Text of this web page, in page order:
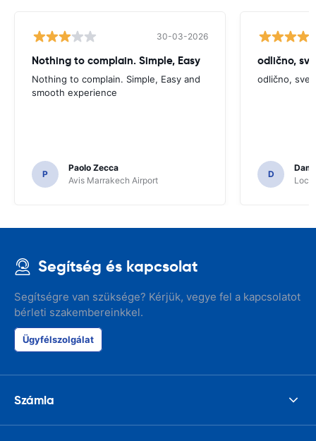
30-03-2026
Nothing to complain. Simple, Easy
Nothing to complain. Simple, Easy and
smooth experience
P
Paolo Zecca
Avis Marrakech Airport
odlično,
odlično, sve
D
Segítség és kapcsolat
Segítségre van szüksége? Kérjük, vegye fel a kapcsolatot
bérleti szakembereinkkel.
Ügyfélszolgálat
Számla